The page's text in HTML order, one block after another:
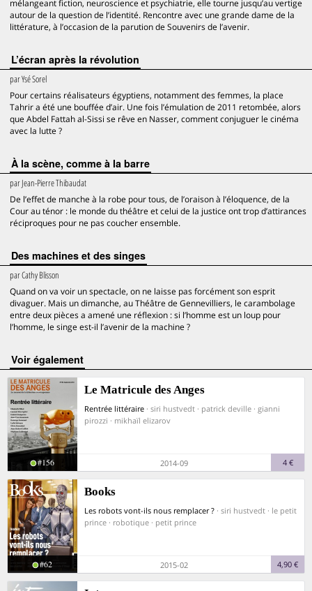
mélangeant fiction, neuroscience et psychiatrie, elle tourne jusqu’au vertige
autour de la question de l’identité. Rencontre avec une grande dame de la
littérature, à l’occasion de la parution de Souvenirs de l’avenir.
L’écran après la révolution
parYsé Sorel
Pour certains réalisateurs égyptiens, notamment des femmes, la place
Tahrir a été une bouffée d’air. Une fois l’émulation de 2011 retombée, alors
que Abdel Fattah al-Sissi se rêve en Nasser, comment conjuguer le cinéma
avec la lutte ?
À la scène, comme à la barre
parJean-Pierre Thibaudat
De l’effet de manche à la robe pour tous, de l’oraison à l’éloquence, de la
Cour au ténor : le monde du théâtre et celui de la justice ont trop d’attirances
réciproques pour ne pas coucher ensemble.
Des machines et des singes
parCathy Blisson
Quand on va voir un spectacle, on ne laisse pas forcément son esprit
divaguer. Mais un dimanche, au Théâtre de Gennevilliers, le carambolage
entre deux pièces a amené une réflexion : si l’homme est un loup pour
l’homme, le singe est-il l’avenir de la machine ?
voir également
Le Matricule des Anges
Rentrée littéraire · siri hustvedt · patrick deville · gianni
pirozzi · mikhaïl elizarov
#156 2014-09 4 €
Books
Les robots vont-ils nous remplacer ? · siri hustvedt · le petit
prince · robotique · petit prince
#62 2015-02 4,90 €